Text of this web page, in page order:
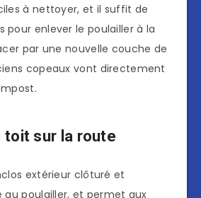
à nettoyer, et il suffit de
pour enlever le poulailler à la
par une nouvelle couche de
copeaux vont directement
toit sur la route
extérieur clôturé et
au poulailler, et permet aux